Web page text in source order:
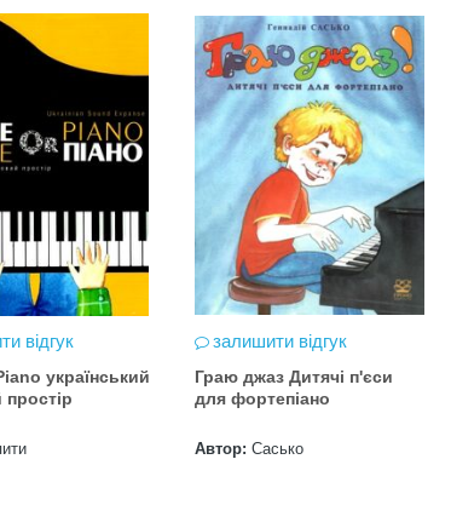
Підготовка до НМТ 2026
відгук
український
залишити відгук
Граю джаз Дитячі п'єси
для фортепіано
Автор: Сасько